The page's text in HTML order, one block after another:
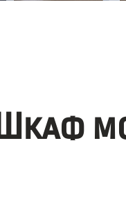
Шкаф